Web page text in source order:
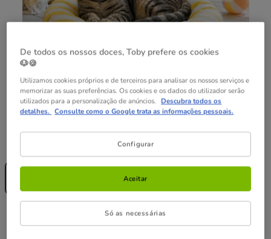
62 x 62 x 3 cm
62 x 62 x 3 cm
De todos os nossos doces, Toby prefere os cookies
🐶🍪
Utilizamos cookies próprios e de terceiros para analisar os nossos serviços e
memorizar as suas preferências. Os cookies e os dados do utilizador serão
utilizados para a personalização de anúncios. Descubra todos os
detalhes. Consulte como o Google trata as informações pessoais.
Configurar
Só as necessárias
Aceitar